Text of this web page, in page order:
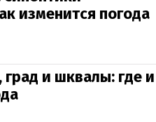
изменится погода
и шквалы: где и